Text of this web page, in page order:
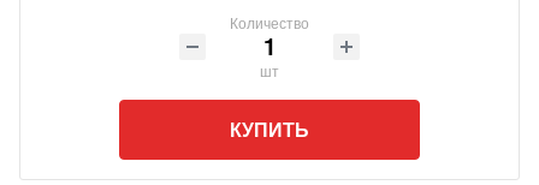
Количество
шт
КУПИТЬ